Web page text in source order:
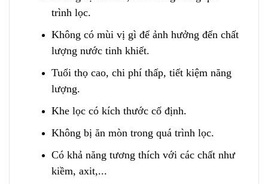
trình lọc.
Không có mùi vị gì để ảnh hưởng đến chất
lượng nước tinh khiết.
Tuổi thọ cao, chi phí thấp, tiết kiệm năng
lượng.
Khe lọc có kích thước cố định.
Không bị ăn mòn trong quá trình lọc.
Có khả năng tương thích với các chất như
kiềm, axit,...